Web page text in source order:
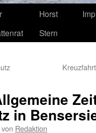
Horst
Stern
in
von Redaktion